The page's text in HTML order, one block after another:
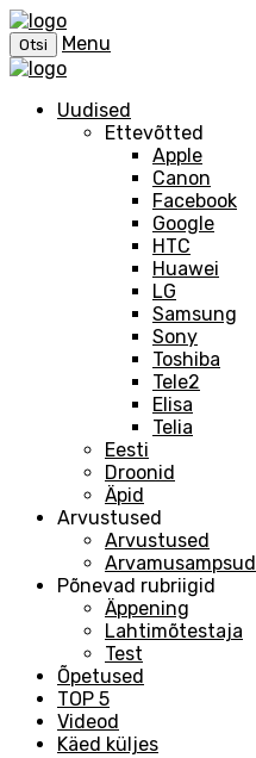
Otsi Menu
Uudised
Ettevõtted
Apple
Canon
Facebook
Google
HTC
Huawei
LG
Samsung
Sony
Toshiba
Tele2
Elisa
Telia
Eesti
Droonid
Äpid
Arvustused
Arvustused
Arvamusampsud
Põnevad rubriigid
Äppening
Lahtimõtestaja
Test
Õpetused
TOP 5
Videod
Käed küljes